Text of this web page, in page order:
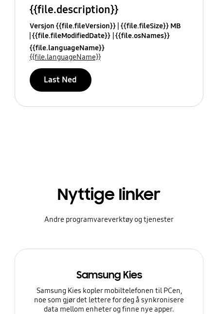
{{file.description}}
Versjon {{file.fileVersion}} {{file.fileSize}} MB
{{file.fileModifiedDate}} {{file.osNames}}
{{file.languageName}}
{{file.languageName}}
Last Ned
Nyttige linker
Andre programvareverktøy og tjenester
Samsung Kies
Samsung Kies kopler mobiltelefonen til PCen,
noe som gjør det lettere for deg å synkronisere
data mellom enheter og finne nye apper.